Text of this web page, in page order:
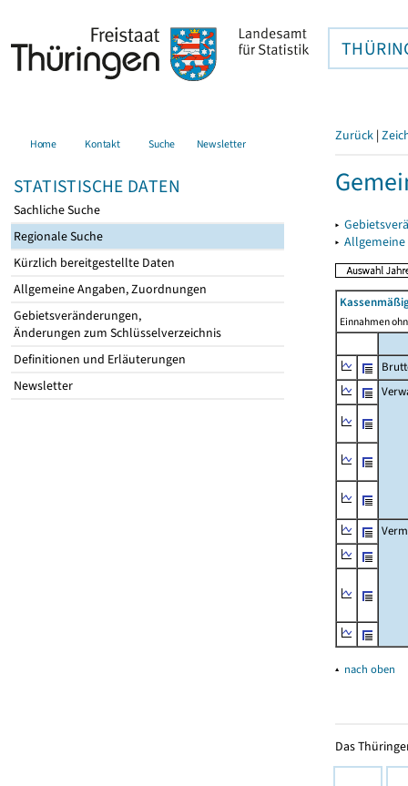
Home Kontakt Suche Newsletter
STATISTISCHE DATEN
Sachliche Suche
Regionale Suche
Kürzlich bereitgestellte Daten
Allgemeine Angaben, Zuordnungen
Gebietsveränderungen,
Änderungen zum Schlüsselverzeichnis
Definitionen und Erläuterungen
Newsletter
Zurück |
▸
▸
Einnahmen
▴ nach oben
Das